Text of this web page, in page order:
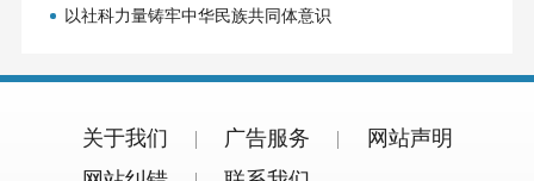
以社科力量铸牢中华民族共同体意识
关于我们 广告服务
网站声明